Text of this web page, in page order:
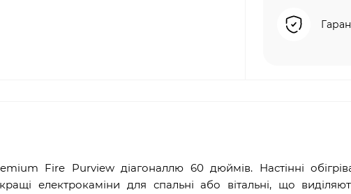
Fire Purview діагоналлю 60 дюймів. Настінні
електрокаміни для спальні або вітальні, що